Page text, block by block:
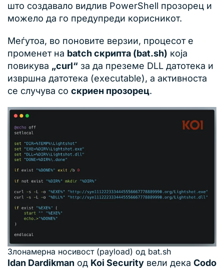
што создавало видлив PowerShell прозорец и
можело да го предупреди корисникот.
Меѓутоа, во поновите верзии, процесот е
променет на batch скрипта (bat.sh) која
повикува „curl“ за да преземе DLL датотека и
извршна датотека (executable), а активноста
се случува со скриен прозорец.
Злонамерна носивост (payload) од bat.sh
Idan Dardikman од Koi Security вели дека Codo